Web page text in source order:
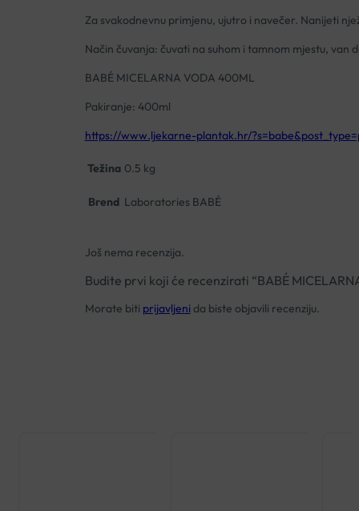
Za svakodnevnu primjenu, ujutro i navečer. Nanijeti
Način čuvanja: čuvati na suhom i tamnom mjestu, van
BABÉ MICELARNA VODA 400ML
Pakiranje: 400ml
https://www.ljekarne-plantak.hr/
Težina 0.5 kg
Brend Laboratories BABÉ
Još nema recenzija.
Budite prvi koji će recenzirati “BABÉ
Morate biti prijavljeni da biste objavili recenziju.